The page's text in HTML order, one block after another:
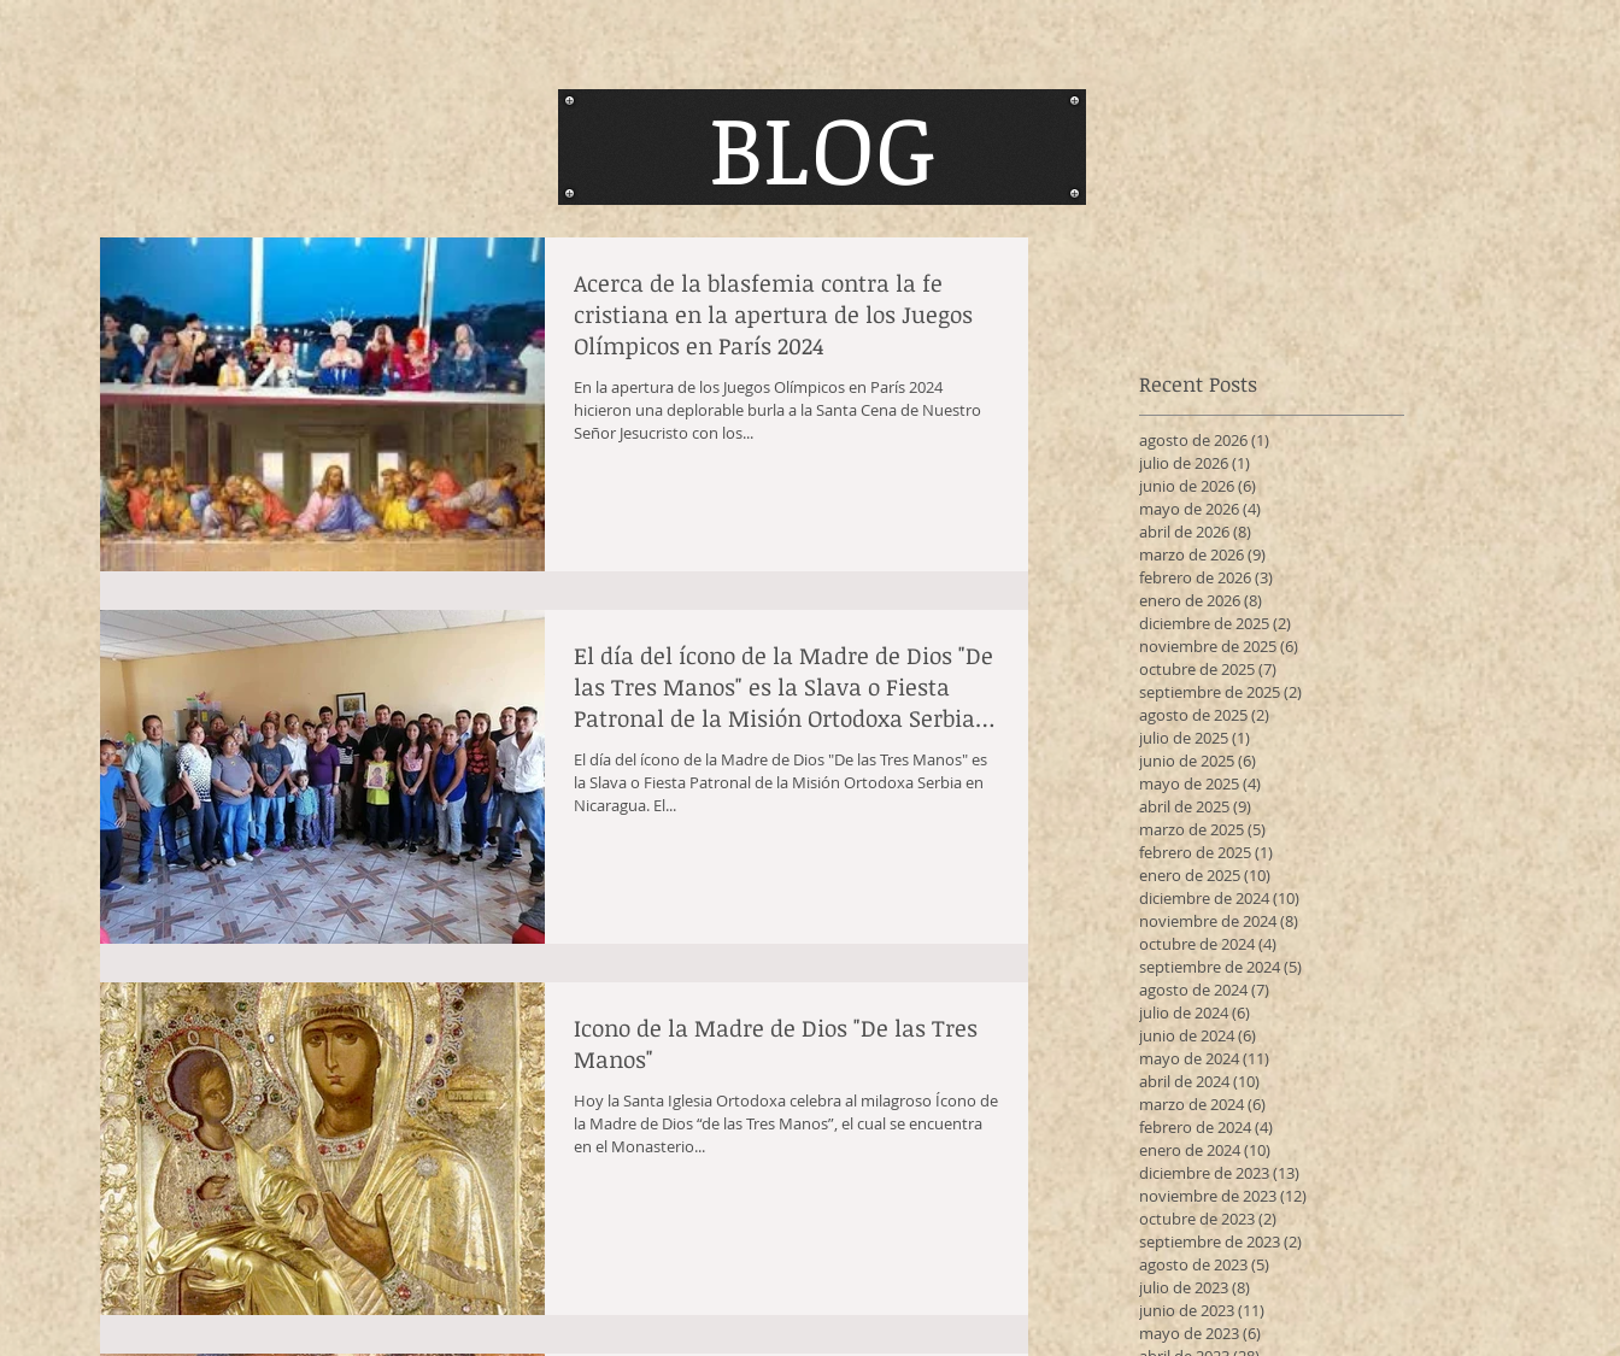
BLOG
Acerca de la blasfemia contra la fe
cristiana en la apertura de los Juegos
Olímpicos en París 2024
En la apertura de los Juegos Olímpicos en París 2024
hicieron una deplorable burla a la Santa Cena de Nuestro
Señor Jesucristo con los...
El día del ícono de la Madre de Dios "De
las Tres Manos" es la Slava o Fiesta
Patronal de la Misión Ortodoxa Serbia
en Nicaragua
El día del ícono de la Madre de Dios "De las Tres Manos" es
la Slava o Fiesta Patronal de la Misión Ortodoxa Serbia en
Nicaragua. El...
Icono de la Madre de Dios "De las Tres
Manos"
Hoy la Santa Iglesia Ortodoxa celebra al milagroso Ícono de
la Madre de Dios “de las Tres Manos”, el cual se encuentra
en el Monasterio...
Recent Posts
agosto de 2026(1)1 entrada
julio de 2026(1) 1 entrada
junio de 2026(6) 6 entradas
mayo de 2026(4) 4 entradas
abril de 2026(8) 8 entradas
marzo de 2026(9) 9 entradas
febrero de 2026(3) 3 entradas
enero de 2026(8)
diciembre de 2025(2)
noviembre de 2025(6) 6 entradas
octubre de 2025(7)
septiembre de 2025(2) 2 entradas
agosto de 2025(2)
julio de 2025(1)
junio de 2025(6)
mayo de 2025(4) 4 entradas
abril de 2025(9) 9 entradas
marzo de 2025(5) 5 entradas
febrero de 2025(1)
enero de 2025(10) 10 entradas
diciembre de 2024(10)
noviembre de 2024(8) 8 entradas
octubre de 2024(4) 4 entradas
septiembre de 2024(5)
agosto de 2024(7)
julio de 2024(6) 6 entradas
junio de 2024(6) 6 entradas
mayo de 2024(11)
abril de 2024(10) 10 entradas
marzo de 2024(6)
febrero de 2024(4)
enero de 2024(10) 10 entradas
diciembre de 2023(13)
noviembre de 2023(12) 12 entradas
octubre de 2023(2) 2 entradas
septiembre de 2023(2)
agosto de 2023(5)
julio de 2023(8)
junio de 2023(11)
mayo de 2023(6)6 entradas